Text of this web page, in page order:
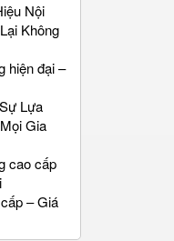
Nội
Không
hiện đại –
Lựa
Gia
cao cấp
– Giá